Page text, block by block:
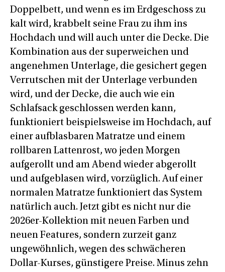
Doppelbett, und wenn es im Erdgeschoss zu
kalt wird, krabbelt seine Frau zu ihm ins
Hochdach und will auch unter die Decke. Die
Kombination aus der superweichen und
angenehmen Unterlage, die gesichert gegen
Verrutschen mit der Unterlage verbunden
wird, und der Decke, die auch wie ein
Schlafsack geschlossen werden kann,
funktioniert beispielsweise im Hochdach, auf
einer aufblasbaren Matratze und einem
rollbaren Lattenrost, wo jeden Morgen
aufgerollt und am Abend wieder abgerollt
und aufgeblasen wird, vorzüglich. Auf einer
normalen Matratze funktioniert das System
natürlich auch. Jetzt gibt es nicht nur die
2026er-Kollektion mit neuen Farben und
neuen Features, sondern zurzeit ganz
ungewöhnlich, wegen des schwächeren
Dollar-Kurses, günstigere Preise. Minus zehn